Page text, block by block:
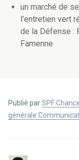
un marché de
l’entretien vert
de la Défense :
Famenne
Publié parSPF
générale